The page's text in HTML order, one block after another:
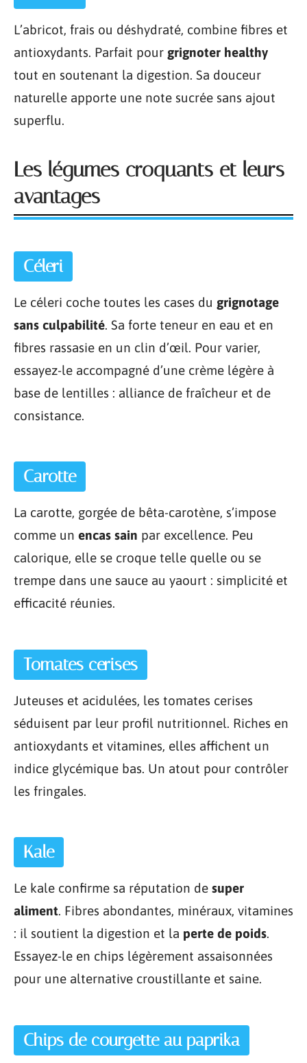
L’abricot, frais ou déshydraté, combine fibres et
antioxydants. Parfait pour grignoter healthy
tout en soutenant la digestion. Sa douceur
naturelle apporte une note sucrée sans ajout
superflu.
Les légumes croquants et leurs
avantages
Céleri
Le céleri coche toutes les cases du grignotage
sans culpabilité. Sa forte teneur en eau et en
fibres rassasie en un clin d’œil. Pour varier,
essayez-le accompagné d’une crème légère à
base de lentilles : alliance de fraîcheur et de
consistance.
Carotte
La carotte, gorgée de bêta-carotène, s’impose
comme un encas sain par excellence. Peu
calorique, elle se croque telle quelle ou se
trempe dans une sauce au yaourt : simplicité et
efficacité réunies.
Tomates cerises
Juteuses et acidulées, les tomates cerises
séduisent par leur profil nutritionnel. Riches en
antioxydants et vitamines, elles affichent un
indice glycémique bas. Un atout pour contrôler
les fringales.
Kale
Le kale confirme sa réputation de super
aliment. Fibres abondantes, minéraux, vitamines
: il soutient la digestion et la perte de poids.
Essayez-le en chips légèrement assaisonnées
pour une alternative croustillante et saine.
Chips de courgette au paprika